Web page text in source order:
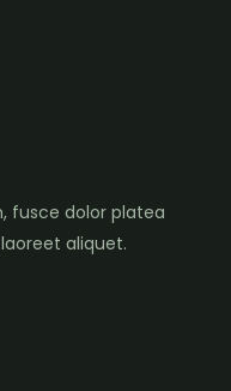
fusce dolor platea
aliquet.